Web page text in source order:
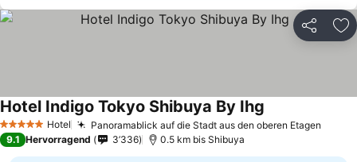
Teilen
5 Sterne Hotel Panoramablick auf die Stadt aus den oberen Etagen
Hotel Indigo Tokyo Shibuya By Ihg
9.1 Hervorragend 3’336 0.5 km bis Shibuya